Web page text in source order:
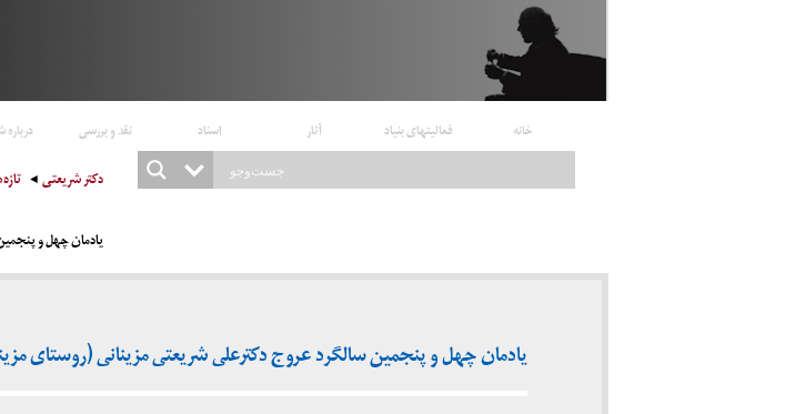
خانه فعالیتهای بنیاد آثار اسناد نقد و بررسی
دکتر شریعتی
یادمان چهل و پنجمین
یادمان چهل و پنجمین سالگرد عروج دکترعلی شریعتی مزینانی (روستای مزینان ـ ۲۹